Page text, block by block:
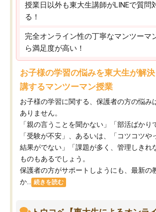
授業日以外も東大生講師がLINEで質問
る！
完全オンライン性の丁寧なマンツーマ
ら満足度が高い！
お子様の学習の悩みを東大生が解
講するマンツーマン授業
お子様の学習に関する、保護者の方の悩み
ありません。
「親の言うことを聞かない」「部活ばかり
「受験が不安」、あるいは、「コツコツや
結果がでない」「課題が多く、管理しきれ
ものもあるでしょう。
保護者の方がサポートしようにも、最新の
か...
続きを読む